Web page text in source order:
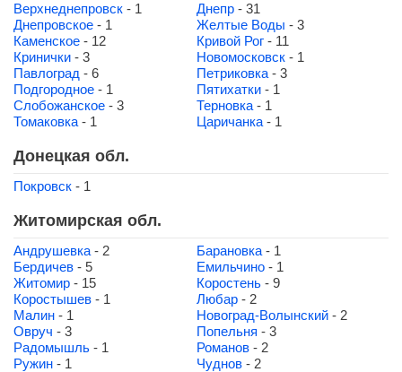
Верхнеднепровск - 1 Днепр - 31
Днепровское - 1 Желтые Воды - 3
Каменское - 12 Кривой Рог - 11
Кринички - 3 Новомосковск - 1
Павлоград - 6 Петриковка - 3
Подгородное - 1 Пятихатки - 1
Слобожанское - 3 Терновка - 1
Томаковка - 1 Царичанка - 1
Донецкая обл.
Покровск - 1
Житомирская обл.
Андрушевка - 2 Барановка - 1
Бердичев - 5 Емильчино - 1
Житомир - 15 Коростень - 9
Коростышев - 1 Любар - 2
Малин - 1 Новоград-Волынский - 2
Овруч - 3 Попельня - 3
Радомышль - 1 Романов - 2
Ружин - 1 Чуднов - 2